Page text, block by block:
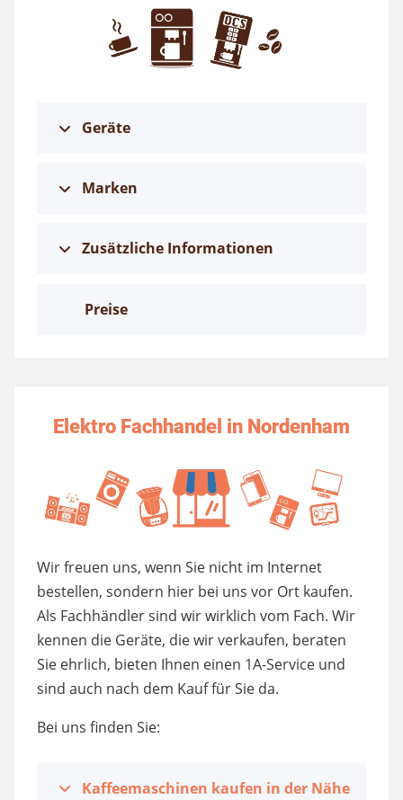
Geräte
Marken
Zusätzliche Informationen
Preise
Elektro Fachhandel in Nordenham
Wir freuen uns, wenn Sie nicht im Internet
bestellen, sondern hier bei uns vor Ort kaufen.
Als Fachhändler sind wir wirklich vom Fach. Wir
kennen die Geräte, die wir verkaufen, beraten
Sie ehrlich, bieten Ihnen einen 1A-Service und
sind auch nach dem Kauf für Sie da.
Bei uns finden Sie:
Kaffeemaschinen kaufen in der Nähe